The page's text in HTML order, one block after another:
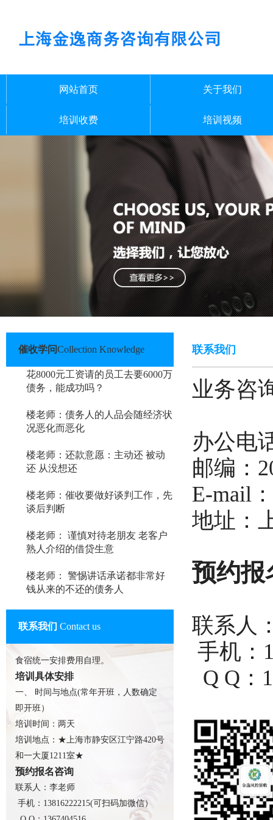
网站首页 关于我们
培训收费 培训视频
催收学问Collection Knowledge
花8000元工资请的员工去要6000万
债务，能成功吗？
楼老师：债务人的人品会随经济状
况恶化而恶化
楼老师：还款意愿：主动还 被动
还 从没想还
楼老师：催收要做好谈判工作，先
谈后判断
楼老师： 谨慎对待老朋友 老客户
熟人介绍的借贷生意
楼老师： 警惕讲话承诺都非常好
钱从来的不还的债务人
联系我们 Contact us
食宿统一安排费用自理。
培训具体安排
一、 时间与地点(常年开班，人数确定
即开班）
培训时间：两天
培训地点：★上海市静安区江宁路420号
和一大厦1211室★
预约报名咨询
联系人：李老师
手机：13816222215(可扫码加微信）
联系我们
业务咨
办公电
邮编：
E-mail
地址：
预约报
联系
手机
Q Q